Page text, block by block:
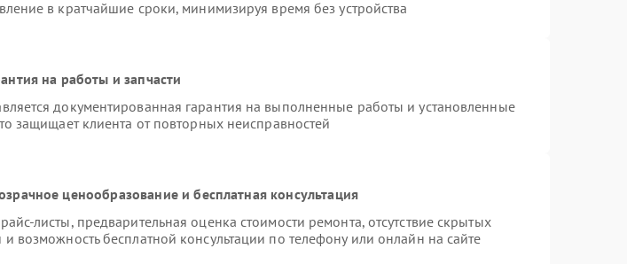
в кратчайшие сроки, минимизируя время без устройства
на работы и запчасти
документированная гарантия на выполненные работы и установленные
защищает клиента от повторных неисправностей
ценообразование и бесплатная консультация
листы, предварительная оценка стоимости ремонта, отсутствие скрытых
и возможность бесплатной консультации по телефону или онлайн на сайте